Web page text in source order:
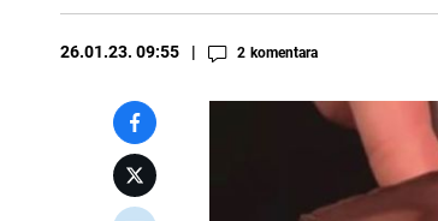
26.01.23. 09:55 2 komentara